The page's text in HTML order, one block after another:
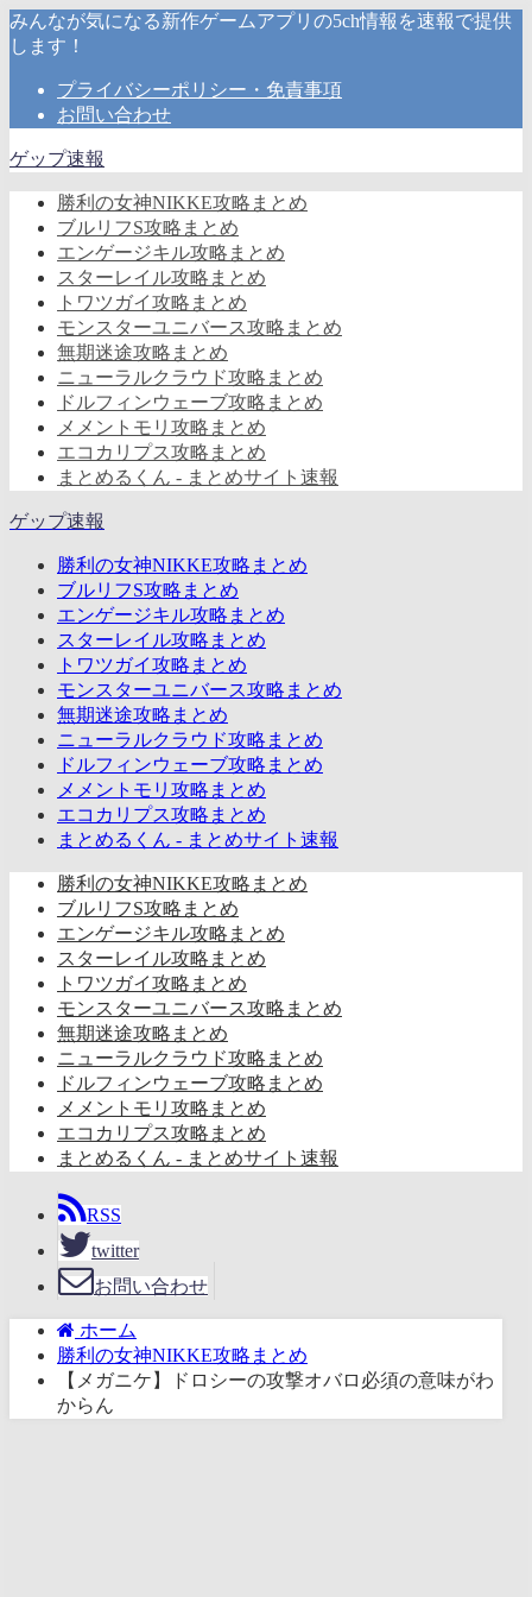
みんなが気になる新作ゲームアプリの5ch情報を速報で提供
します！
プライバシーポリシー・免責事項
お問い合わせ
ゲップ速報
勝利の女神NIKKE攻略まとめ
ブルリフS攻略まとめ
エンゲージキル攻略まとめ
スターレイル攻略まとめ
トワツガイ攻略まとめ
モンスターユニバース攻略まとめ
無期迷途攻略まとめ
ニューラルクラウド攻略まとめ
ドルフィンウェーブ攻略まとめ
メメントモリ攻略まとめ
エコカリプス攻略まとめ
まとめるくん - まとめサイト速報
ゲップ速報
勝利の女神NIKKE攻略まとめ
ブルリフS攻略まとめ
エンゲージキル攻略まとめ
スターレイル攻略まとめ
トワツガイ攻略まとめ
モンスターユニバース攻略まとめ
無期迷途攻略まとめ
ニューラルクラウド攻略まとめ
ドルフィンウェーブ攻略まとめ
メメントモリ攻略まとめ
エコカリプス攻略まとめ
まとめるくん - まとめサイト速報
勝利の女神NIKKE攻略まとめ
ブルリフS攻略まとめ
エンゲージキル攻略まとめ
スターレイル攻略まとめ
トワツガイ攻略まとめ
モンスターユニバース攻略まとめ
無期迷途攻略まとめ
ニューラルクラウド攻略まとめ
ドルフィンウェーブ攻略まとめ
メメントモリ攻略まとめ
エコカリプス攻略まとめ
まとめるくん - まとめサイト速報
RSS
twitter
お問い合わせ
ホーム
勝利の女神NIKKE攻略まとめ
【メガニケ】ドロシーの攻撃オバロ必須の意味がわ
からん